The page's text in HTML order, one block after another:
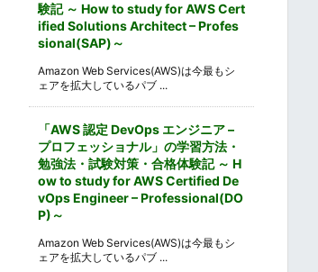
験記 ～ How to study for AWS Cert
ified Solutions Architect – Profes
sional(SAP)～
Amazon Web Services(AWS)は今最もシ
ェアを拡大しているパブ ...
「AWS 認定 DevOps エンジニア –
プロフェッショナル」の学習方法・
勉強法・試験対策・合格体験記 ～ H
ow to study for AWS Certified De
vOps Engineer – Professional(DO
P)～
Amazon Web Services(AWS)は今最もシ
ェアを拡大しているパブ ...